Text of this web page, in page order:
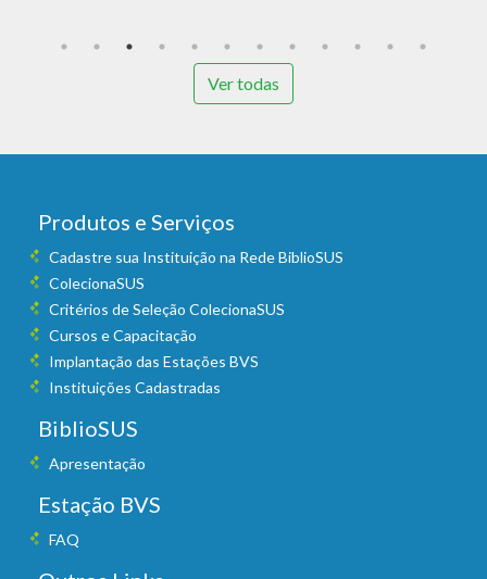
Ver todas
Produtos e Serviços
Cadastre sua Instituição na Rede BiblioSUS
ColecionaSUS
Critérios de Seleção ColecionaSUS
Cursos e Capacitação
Implantação das Estações BVS
Instituições Cadastradas
BiblioSUS
Apresentação
Estação BVS
FAQ